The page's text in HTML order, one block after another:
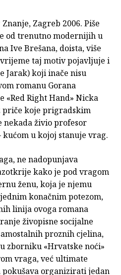
Zagreb 2006. Piše
od trenutno modernijih u
Ive Brešana, doista, više
vrijeme taj motiv pojavljuje i
Jarak) koji inače nisu
romanu Gorana
«Red Right Hand» Nicka
priče koje prigradskim
nekada živio profesor
kućom u kojoj stanuje vrag.
ne nadopunjava
kako je pod vragom
ženu, koja je njemu
konačnim potezom,
linija ovoga romana
živopisne socijalne
proznih cjelina,
zborniku «Hrvatske noći»
vraga, već ultimate
organizirati jedan